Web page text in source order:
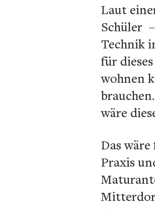
Laut
Schüler
Technik
für
wohnen
wäre
Das
Praxis